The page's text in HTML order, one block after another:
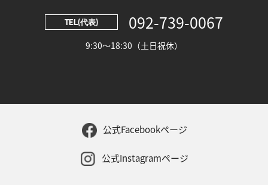
TEL(代表) 092-739-0067
9:30～18:30（土日祝休）
公式Facebookページ
公式Instagramページ